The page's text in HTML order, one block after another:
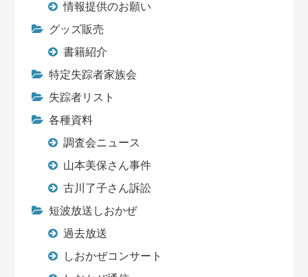
情報提供のお願い
グッズ販売
書籍紹介
特定失踪者家族会
失踪者リスト
各種資料
調査会ニュース
山本美保さん事件
古川了子さん訴訟
短波放送しおかぜ
過去放送
しおかぜコンサート